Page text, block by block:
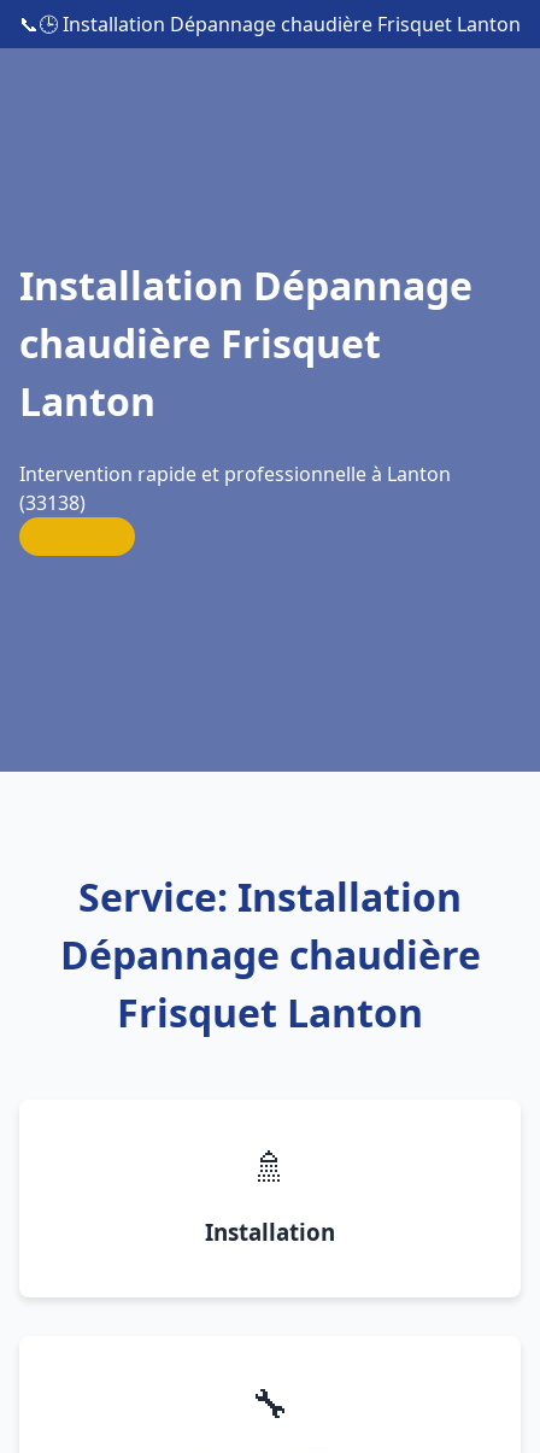
📞🕒 Installation Dépannage chaudière Frisquet Lanton
Installation Dépannage
chaudière Frisquet
Lanton
Intervention rapide et professionnelle à Lanton
(33138)
Service: Installation
Dépannage chaudière
Frisquet Lanton
🚿
Installation
🔧